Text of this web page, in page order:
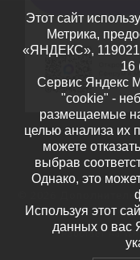
области
Работает наWP
Этот сайт
Метрика,
«ЯНДЕКС», 119021,
16
Сервис Яндекс
"cookie" -
размещаемые
целью анализа их
можете
выбрав
Однако, это
Используя этот
данных о вас